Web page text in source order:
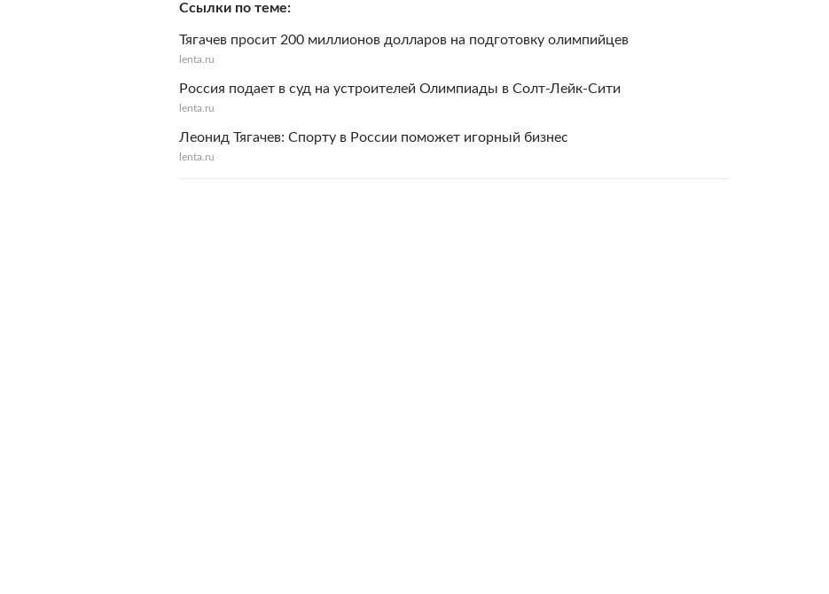
Ссылки по теме
Тягачев просит 200 миллионов долларов на подготовку олимпийцев
lenta.ru
Россия подает в суд на устроителей Олимпиады в Солт-Лейк-Сити
lenta.ru
Леонид Тягачев: Спорту в России поможет игорный бизнес
lenta.ru